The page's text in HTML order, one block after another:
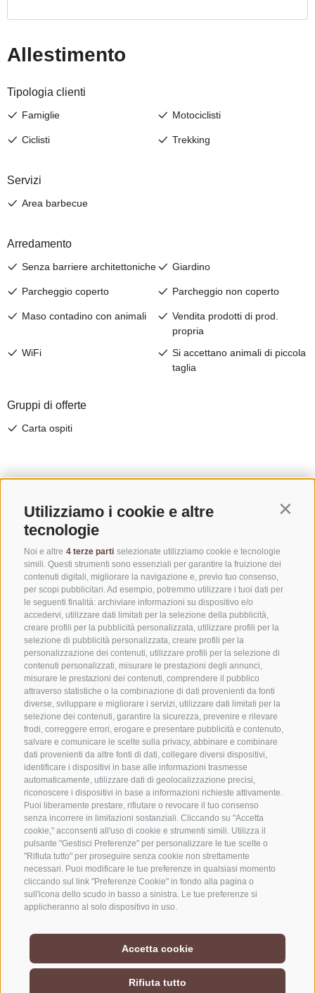
Utilizziamo i cookie e altre
tecnologie
Noi e altre 4 terze parti selezionate utilizziamo cookie e tecnologie
simili. Questi strumenti sono essenziali per garantire la fruizione dei
contenuti digitali, migliorare la navigazione e, previo tuo consenso,
per scopi pubblicitari. Ad esempio, potremmo utilizzare i tuoi dati per
le seguenti finalità: archiviare informazioni su dispositivo e/o
accedervi, utilizzare dati limitati per la selezione della pubblicità,
creare profili per la pubblicità personalizzata, utilizzare profili per la
selezione di pubblicità personalizzata, creare profili per la
personalizzazione dei contenuti, utilizzare profili per la selezione di
contenuti personalizzati, misurare le prestazioni degli annunci,
misurare le prestazioni dei contenuti, comprendere il pubblico
attraverso statistiche o la combinazione di dati provenienti da fonti
diverse, sviluppare e migliorare i servizi, utilizzare dati limitati per la
selezione dei contenuti, garantire la sicurezza, prevenire e rilevare
frodi, correggere errori, erogare e presentare pubblicità e contenuto,
salvare e comunicare le scelte sulla privacy, abbinare e combinare
dati provenienti da altre fonti di dati, collegare diversi dispositivi,
identificare i dispositivi in base alle informazioni trasmesse
automaticamente, utilizzare dati di geolocalizzazione precisi,
riconoscere i dispositivi in base a informazioni richieste attivamente.
Puoi liberamente prestare, rifiutare o revocare il tuo consenso
senza incorrere in limitazioni sostanziali. Cliccando su "Accetta
cookie," acconsenti all'uso di cookie e strumenti simili. Utilizza il
pulsante "Gestisci Preferenze" per personalizzare le tue scelte o
"Rifiuta tutto" per proseguire senza cookie non strettamente
necessari. Puoi modificare le tue preferenze in qualsiasi momento
cliccando sul link "Preferenze Cookie" in fondo alla pagina o
sull'icona dello scudo in basso a sinistra. Le tue preferenze si
applicheranno al solo dispositivo in uso.
Accetta cookie
Rifiuta tutto
CONTATTACI
+39 0472 765325
info@vipiteno.com
NEWSLETTER
Rimani aggiornato sulle nostre offerte
Registrati
PREFERENZE COOKIES